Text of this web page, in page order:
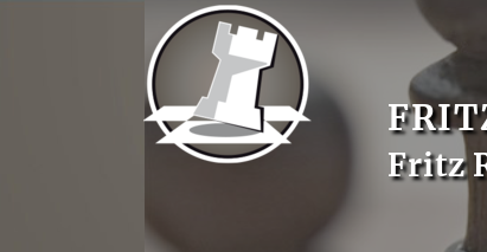
Fritz